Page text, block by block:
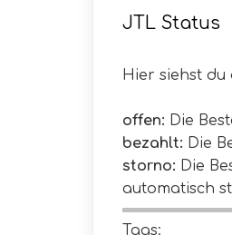
JTL Status
Hier siehst du
offen: Die
bezahlt: Die
storno: Die
automatisch
Tags: